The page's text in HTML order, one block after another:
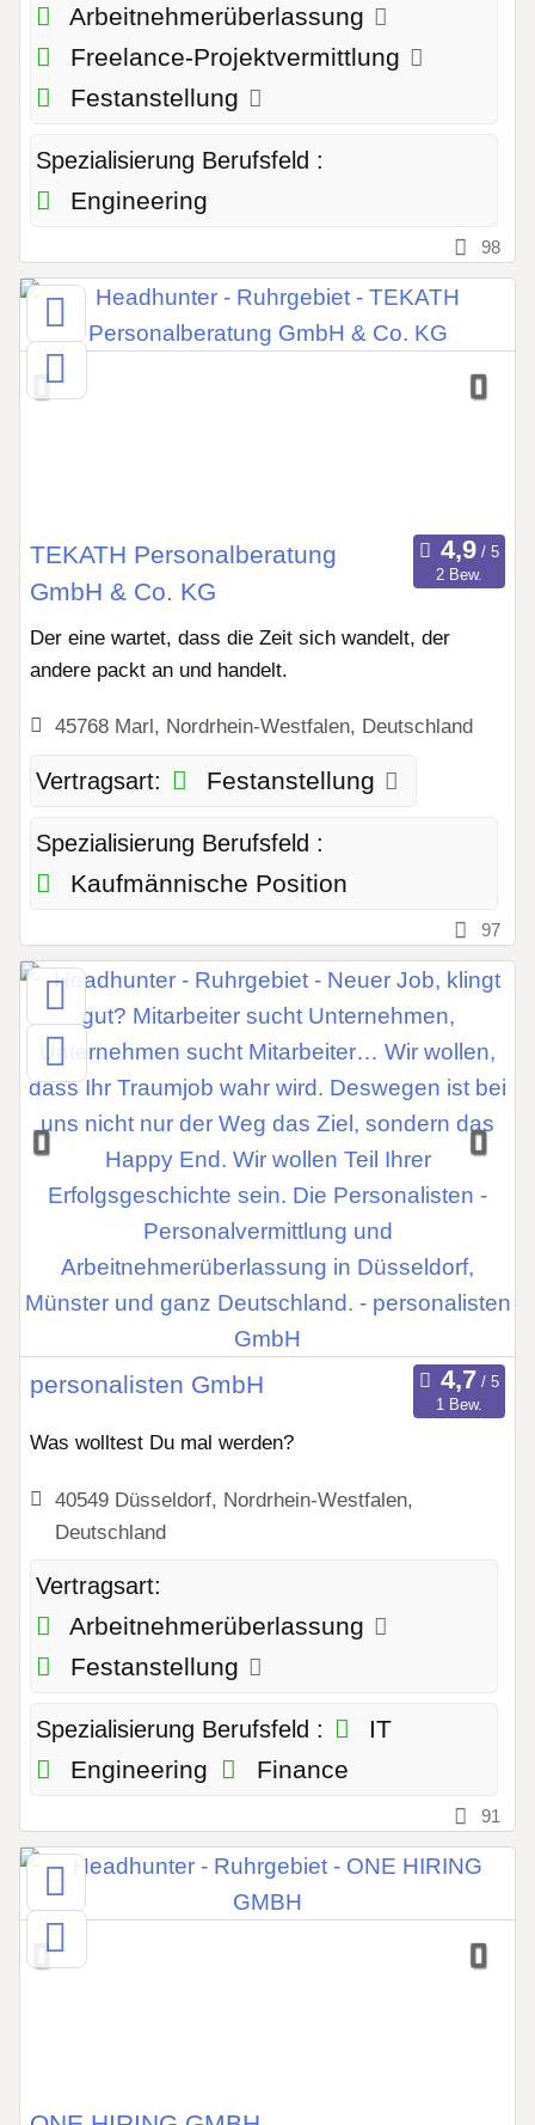
Arbeitnehmerüberlassung
Freelance-Projektvermittlung
Festanstellung
Spezialisierung Berufsfeld :
Engineering
98
TEKATH Personalberatung
GmbH & Co. KG
2 Bew.
Der eine wartet, dass die Zeit sich wandelt, der
andere packt an und handelt.
45768 Marl, Nordrhein-Westfalen, Deutschland
Vertragsart: Festanstellung
Spezialisierung Berufsfeld :
Kaufmännische Position
97
personalisten GmbH
1 Bew.
Was wolltest Du mal werden?
40549 Düsseldorf, Nordrhein-Westfalen,
Deutschland
Vertragsart:
Arbeitnehmerüberlassung
Festanstellung
Spezialisierung Berufsfeld :
IT
Engineering
Finance
91